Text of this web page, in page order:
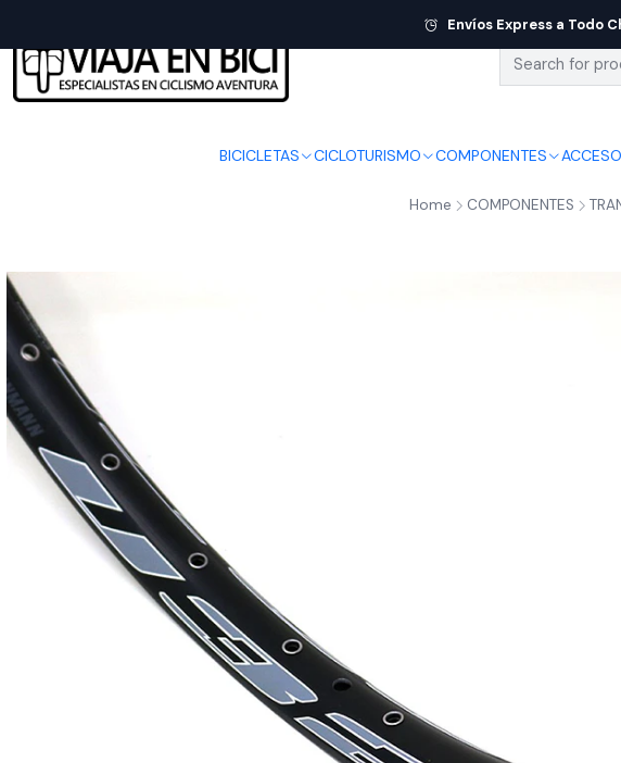
BICICLETAS CICLOTURISMO COMPONENTES
Envíos Express a Todo
Home COMPONENTES